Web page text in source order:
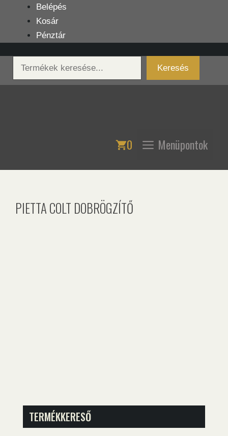
tartalomba
Belépés
Kosár
Pénztár
Keresés
Keresés
0 Menüpontok
PIETTA COLT DOBRÖGZÍTŐ
TERMÉKKERESŐ